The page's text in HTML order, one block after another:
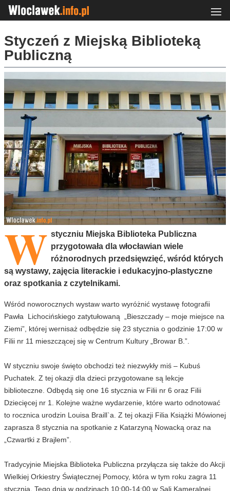
Styczeń z Miejską Biblioteką
Publiczną
W styczniu Miejska Biblioteka Publiczna
przygotowała dla włocławian wiele
różnorodnych przedsięwzięć, wśród których
są wystawy, zajęcia literackie i edukacyjno-plastyczne
oraz spotkania z czytelnikami.
Wśród noworocznych wystaw warto wyróżnić wystawę fotografii
Pawła Lichocińskiego zatytułowaną „Bieszczady – moje miejsce na
Ziemi”, której wernisaż odbędzie się 23 stycznia o godzinie 17:00 w
Filii nr 11 mieszczącej się w Centrum Kultury „Browar B.”.
W styczniu swoje święto obchodzi też niezwykły miś – Kubuś
Puchatek. Z tej okazji dla dzieci przygotowane są lekcje
biblioteczne. Odbędą się one 16 stycznia w Filii nr 6 oraz Filii
Dziecięcej nr 1. Kolejne ważne wydarzenie, które warto odnotować
to rocznica urodzin Louisa Braill`a. Z tej okazji Filia Książki Mówionej
zaprasza 8 stycznia na spotkanie z Katarzyną Nowacką oraz na
„Czwartki z Brajlem”.
Tradycyjnie Miejska Biblioteka Publiczna przyłącza się także do Akcji
Wielkiej Orkiestry Świątecznej Pomocy, która w tym roku zagra 11
stycznia. Tego dnia w godzinach 10:00-14:00 w Sali Kameralnej